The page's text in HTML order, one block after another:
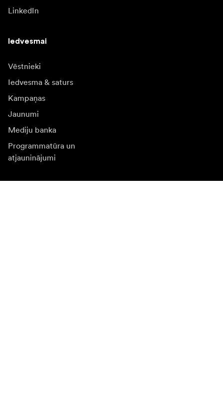
LinkedIn
Iedvesmai
Vēstnieki
Iedvesma & saturs
Kampaņas
Jaunumi
Mediju banka
Programmatūra un
atjauninājumi